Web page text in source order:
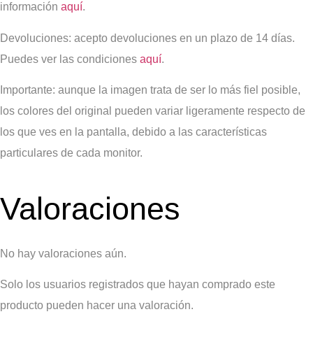
información aquí.
Devoluciones: acepto devoluciones en un plazo de 14 días.
Puedes ver las condiciones aquí.
Importante: aunque la imagen trata de ser lo más fiel posible,
los colores del original pueden variar ligeramente respecto de
los que ves en la pantalla, debido a las características
particulares de cada monitor.
Valoraciones
No hay valoraciones aún.
Solo los usuarios registrados que hayan comprado este
producto pueden hacer una valoración.